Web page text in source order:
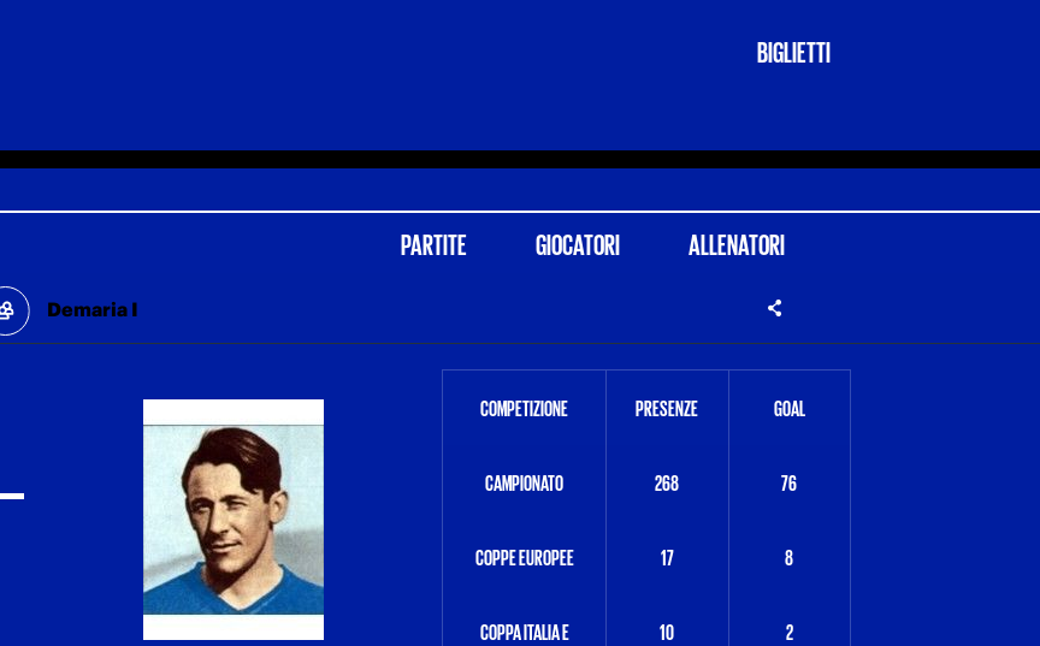
BIGLIETTI
PARTITE GIOCATORI ALLENATORI
Demaria I
COMPETIZIONE PRESENZE GOAL
CAMPIONATO 268 76
COPPE EUROPEE 17 8
COPPA ITALIA E
10 2